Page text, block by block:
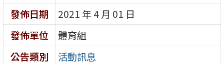
發佈日期
2021 年 4 月 01 日
發佈單位
體育組
公告類別
活動訊息